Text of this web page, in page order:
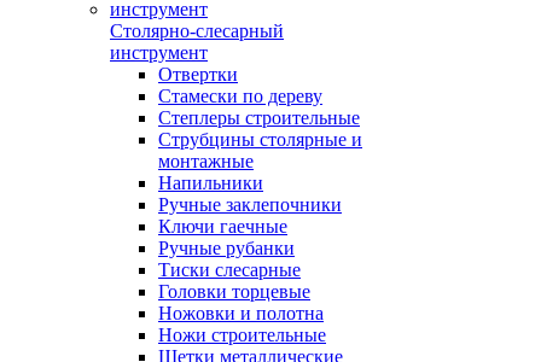
Столярно-слесарный
инструмент
Отвертки
Стамески по дереву
Степлеры строительные
Струбцины столярные и
монтажные
Напильники
Ручные заклепочники
Ключи гаечные
Ручные рубанки
Тиски слесарные
Головки торцевые
Ножовки и полотна
Ножи строительные
Щетки металлические